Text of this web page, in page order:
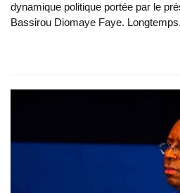
dynamique politique portée par le
Bassirou Diomaye Faye.